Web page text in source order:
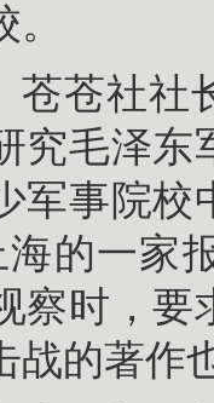
苍苍社社
究毛泽东
军事院
海的一家
察时，
战的著作